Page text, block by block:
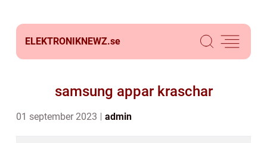
ELEKTRONIKNEWZ.se
samsung appar kraschar
01 september 2023 admin